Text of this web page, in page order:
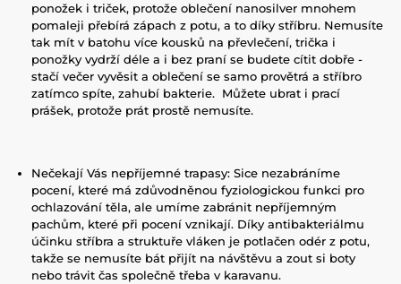
ponožek i triček, protože oblečení nanosilver mnohem
pomaleji přebírá zápach z potu, a to díky stříbru. Nemusíte
tak mít v batohu více kousků na převlečení, trička i
ponožky vydrží déle a i bez praní se budete cítit dobře -
stačí večer vyvěsit a oblečení se samo provětrá a stříbro
zatímco spíte, zahubí bakterie. Můžete ubrat i prací
prášek, protože prát prostě nemusíte.
Nečekají Vás nepříjemné trapasy: Sice nezabráníme
pocení, které má zdůvodněnou fyziologickou funkci pro
ochlazování těla, ale umíme zabránit nepříjemným
pachům, které při pocení vznikají. Díky antibakteriálmu
účinku stříbra a struktuře vláken je potlačen odér z potu,
takže se nemusíte bát přijít na návštěvu a zout si boty
nebo trávit čas společně třeba v karavanu.